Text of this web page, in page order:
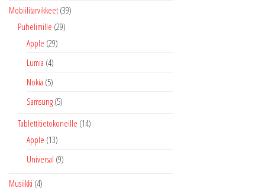
Mobiilitarvikkeet (39)
Puhelimille (29)
Apple (29)
Lumia (4)
Nokia (5)
Samsung (5)
Tablettitietokoneille (14)
Apple (13)
Universal (9)
Musiikki (4)